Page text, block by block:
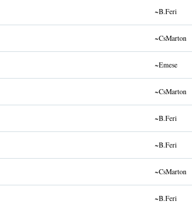
~B.Feri
~CsMarton
~Emese
~CsMarton
~B.Feri
~B.Feri
~CsMarton
~B.Feri